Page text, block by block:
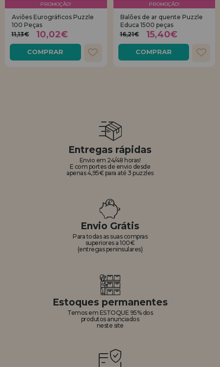
PROMOÇÃO!
Aviões Eurográficos Puzzle
100 Peças
11,13€
10,02€
COMPRAR
PROMOÇÃO!
Balões de ar quente Puzzle
Educa 1500 peças
16,21€
15,40€
COMPRAR
Entregas rápidas
Envio em 24/48 horas!
E com portes de envio desde
apenas 4,95€ para até 3 puzzles
Envio Grátis
Para todas as suas compras
superiores a 100€
(entregas peninsulares)
Estoques permanentes
Temos em ESTOQUE 95% dos
produtos anunciados
neste site